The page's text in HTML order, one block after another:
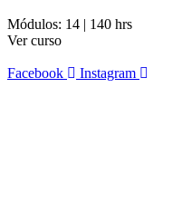
Módulos: 14 | 140 hrs
Ver curso
Facebook Instagram